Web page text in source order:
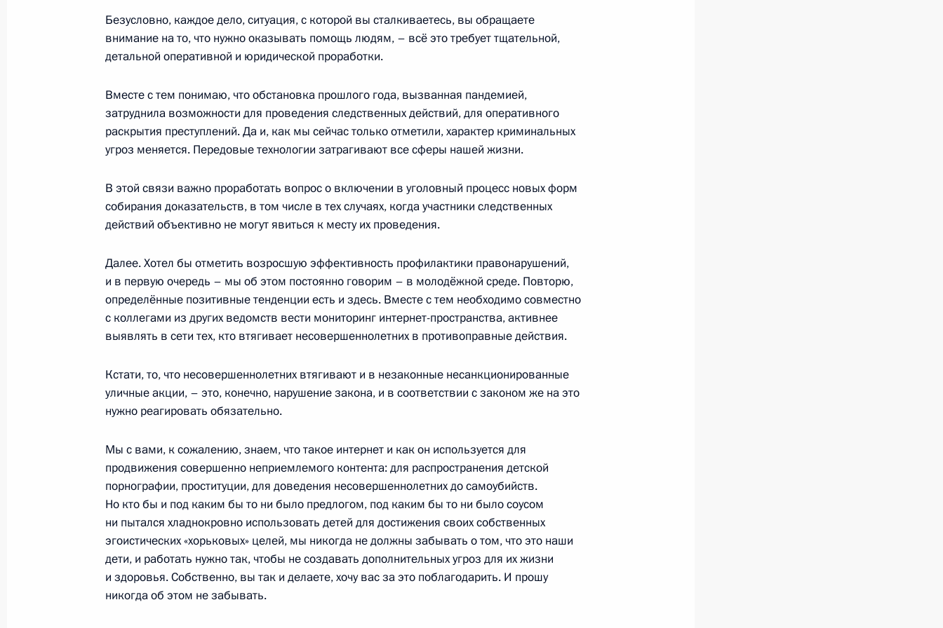
2 марта 2021 года, 16:45 Москва, Кремль
Встреча с главой Федерального медико-биологического
агентства Вероникой Скворцовой
1 марта 2021 года, 13:15 Москва, Кремль
2
27 февраля 2021 года, суббота
операций
27 февраля 2021 года, 09:00
Совещание с постоянными членами Совета Безопасности
26 февраля 2021 года, 14:30 Москва, Кремль
25 февраля 2021 года, четверг
Встреча с главой Торгово-промышленной палаты Сергеем
Катыриным
25 февраля 2021 года, 14:10 Москва, Кремль
Безусловно, каждое дело, ситуация, с которой вы сталкиваетесь, вы обращаете
внимание на то, что нужно оказывать помощь людям, – всё это требует тщательной,
детальной оперативной и юридической проработки.
Вместе с тем понимаю, что обстановка прошлого года, вызванная пандемией,
затруднила возможности для проведения следственных действий, для оперативного
раскрытия преступлений. Да и, как мы сейчас только отметили, характер криминальных
угроз меняется. Передовые технологии затрагивают все сферы нашей жизни.
В этой связи важно проработать вопрос о включении в уголовный процесс новых форм
собирания доказательств, в том числе в тех случаях, когда участники следственных
действий объективно не могут явиться к месту их проведения.
Далее. Хотел бы отметить возросшую эффективность профилактики правонарушений,
и в первую очередь – мы об этом постоянно говорим – в молодёжной среде. Повторю,
определённые позитивные тенденции есть и здесь. Вместе с тем необходимо совместно
с коллегами из других ведомств вести мониторинг интернет-пространства, активнее
выявлять в сети тех, кто втягивает несовершеннолетних в противоправные действия.
Кстати, то, что несовершеннолетних втягивают и в незаконные несанкционированные
уличные акции, – это, конечно, нарушение закона, и в соответствии с законом же на это
нужно реагировать обязательно.
Мы с вами, к сожалению, знаем, что такое интернет и как он используется для
продвижения совершенно неприемлемого контента: для распространения детской
порнографии, проституции, для доведения несовершеннолетних до самоубийств.
Но кто бы и под каким бы то ни было предлогом, под каким бы то ни было соусом
ни пытался хладнокровно использовать детей для достижения своих собственных
эгоистических «хорьковых» целей, мы никогда не должны забывать о том, что это наши
дети, и работать нужно так, чтобы не создавать дополнительных угроз для их жизни
и здоровья. Собственно, вы так и делаете, хочу вас за это поблагодарить. И прошу
никогда об этом не забывать.